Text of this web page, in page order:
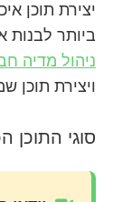
יצירת תוכן
ביותר לבנות
ניהול מדיה
ויצירת תוכן
סוגי התוכן